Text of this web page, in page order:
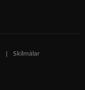
Skilmálar